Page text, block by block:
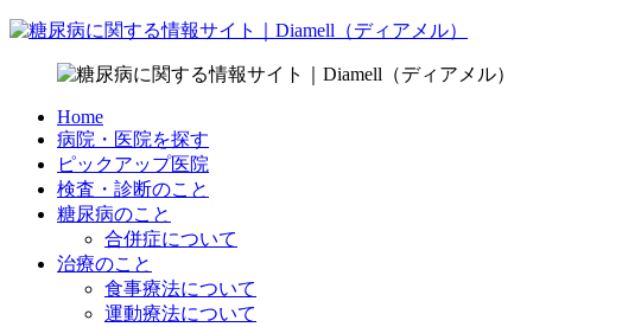
Home
病院・医院を探す
ピックアップ医院
検査・診断のこと
糖尿病のこと
合併症について
治療のこと
食事療法について
運動療法について